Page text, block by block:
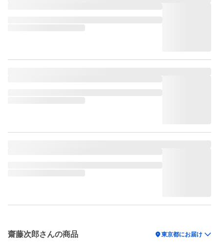
齋藤次郎さんの商品 location_on東京都にお届け